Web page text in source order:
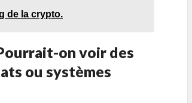
de la crypto.
on voir des
ou systèmes